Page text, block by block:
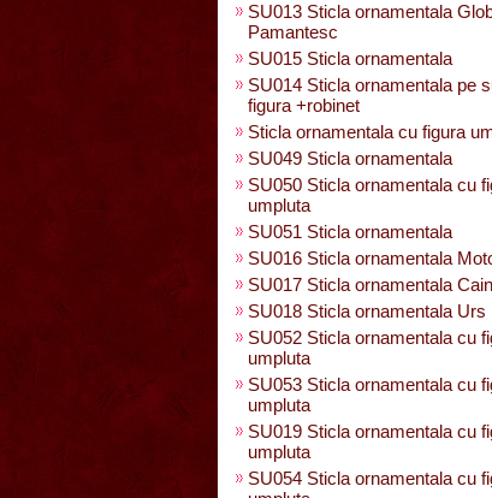
SU013 Sticla ornamentala
Pamantesc
SU015 Sticla ornamentala
SU014 Sticla ornamentala pe
figura +robinet
Sticla ornamentala cu figura
SU049 Sticla ornamentala
SU050 Sticla ornamentala cu
umpluta
SU051 Sticla ornamentala
SU016 Sticla ornamentala
SU017 Sticla ornamentala
SU018 Sticla ornamentala Urs
SU052 Sticla ornamentala cu
umpluta
SU053 Sticla ornamentala cu
umpluta
SU019 Sticla ornamentala cu
umpluta
SU054 Sticla ornamentala cu